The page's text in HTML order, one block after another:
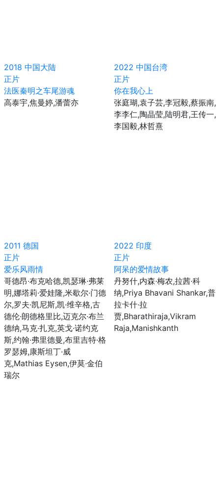
2018 中国大陆
正片
法医秦明之车尾游魂
高泰宇,焦曼婷,潘蕾亦
2022 中国台湾
正片
你在我心上
张庭瑚,袁子芸,李冠毅,蔡振南,
李李仁,陶晶莹,陆明君,王传一,
李国毅,林哲熹
2011 德国
正片
爱乐风雨情
哥德昂·布克哈德,凯瑟琳·弗莱
明,娜塔莉·爱娃隆,米歇尔·门德
尔,罗夫·凯尼斯,凯·维辛格,古
德伦·朗德格里比,迈克尔·布兰
德纳,马克·扎克,英戈·诺约克
斯,约翰·弗里德曼,布里吉特·格
罗瑟姆,康斯坦丁·威
克,Mathias Eysen,伊莫·金伯
瑞尔
2022 印度
正片
阿呆的爱情故事
丹努什,内森·梅农,拉茜·科
纳,Priya Bhavani Shankar,普
拉卡什·拉
贾,Bharathiraja,Vikram
Raja,Manishkanth